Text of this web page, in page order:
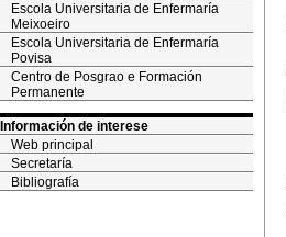
Escola Universitaria de Enfermaría
Meixoeiro
Escola Universitaria de Enfermaría
Povisa
Centro de Posgrao e Formación
Permanente
Información de interese
Web principal
Secretaría
Bibliografía